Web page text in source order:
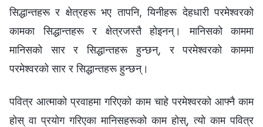
सिद्धान्तहरू र क्षेत्रहरू भए तापनि, यिनीहरू देहधारी परमेश्‍वरको
कामका सिद्धान्तहरू र क्षेत्रजस्तै होइनन्। मानिसको काममा
मानिसको सार र सिद्धान्तहरू हुन्छन्, र परमेश्‍वरको काममा
परमेश्‍वरको सार र सिद्धान्तहरू हुन्छन्।
पवित्र आत्माको प्रवाहमा गरिएको काम चाहे परमेश्‍वरको आफ्नै काम
होस् वा प्रयोग गरिएका मानिसहरूको काम होस्, त्यो काम पवित्र